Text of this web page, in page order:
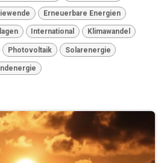
Erneuerbare Energien
International Klimawandel
Photovoltaik Solarenergie